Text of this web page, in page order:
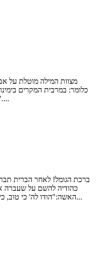
מצוות המילה מוטלת על
כלומר: במרבית המקרים
הכלל ההלכתי: "שלוחו של
ברכת הגומל! לאחר הברית
כהודיה להשם על שעברה
האשה:"הודו לה' כי טוב, כי לעולם חסדו""אודה ה' בכל לבב. בסוד...